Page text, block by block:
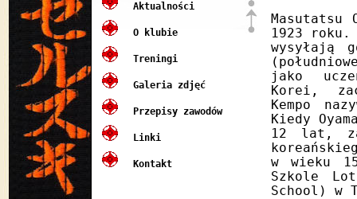
Aktualności
O klubie
Treningi
Galeria zdjęć
Przepisy zawodów
Linki
Kontakt
Masutatsu
1923
wysyłają
jako
Korei,
Kempo
Kiedy
12 lat,
w wieku
Szkole
School) w